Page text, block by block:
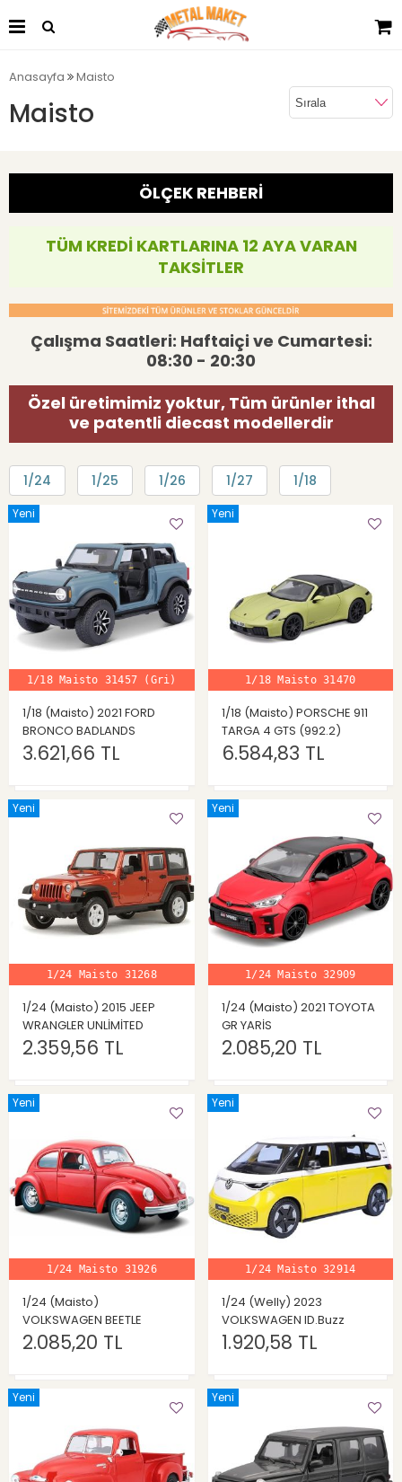
Anasayfa Maisto
Maisto
ÖLÇEK REHBERİ
TÜM KREDİ KARTLARINA 12 AYA VARAN
TAKSİTLER
Çalışma Saatleri: Haftaiçi ve Cumartesi:
08:30 - 20:30
Özel üretimimiz yoktur, Tüm ürünler ithal
ve patentli diecast modellerdir
1/24 1/25 1/26 1/27 1/18
1/18 Maisto 31457 (Gri)
1/18 (Maisto) 2021 FORD
BRONCO BADLANDS
3.621,66 TL
Yeni
1/18 Maisto 31470
1/18 (Maisto) PORSCHE 911
TARGA 4 GTS (992.2)
6.584,83 TL
Yeni
1/24 Maisto 31268
1/24 (Maisto) 2015 JEEP
WRANGLER UNLİMİTED
2.359,56 TL
Yeni
1/24 Maisto 32909
1/24 (Maisto) 2021 TOYOTA
GR YARİS
2.085,20 TL
Yeni
1/24 Maisto 31926
1/24 (Maisto)
VOLKSWAGEN BEETLE
2.085,20 TL
Yeni
1/24 Maisto 32914
1/24 (Welly) 2023
VOLKSWAGEN ID.Buzz
1.920,58 TL
Yeni
Yeni Yeni